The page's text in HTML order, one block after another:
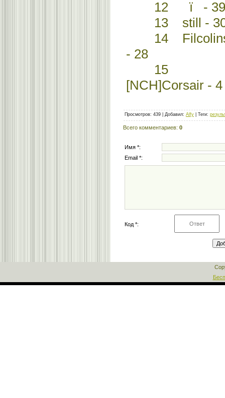
12 ї - 39
13 still -
14
- 28
15
[NCH]Corsair - 4
Просмотров: 439 Добавил: Alfy Теги:
Всего комментариев: 0
Имя *:
Email *:
Код *: